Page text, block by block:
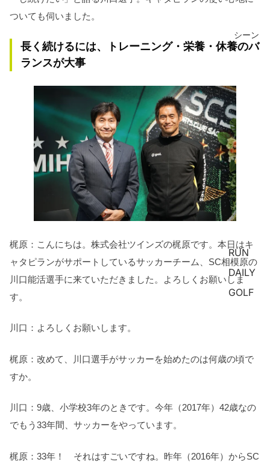
シーン
RUN
DAILY
GOLF
ついても伺いました。
長く続けるには、トレーニング・栄養・休養のバ
ランスが大事
梶原：こんにちは。株式会社ツインズの梶原です。本日はキ
ャタピランがサポートしているサッカーチーム、SC相模原の
川口能活選手に来ていただきました。よろしくお願いしま
す。
川口：よろしくお願いします。
梶原：改めて、川口選手がサッカーを始めたのは何歳の頃で
すか。
川口：9歳、小学校3年のときです。今年（2017年）42歳なの
でもう33年間、サッカーをやっています。
梶原：33年！ それはすごいですね。昨年（2016年）からSC